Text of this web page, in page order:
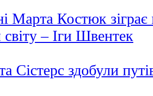
Марта Костюк
світу – Іги Швентек
Сістерс здобули